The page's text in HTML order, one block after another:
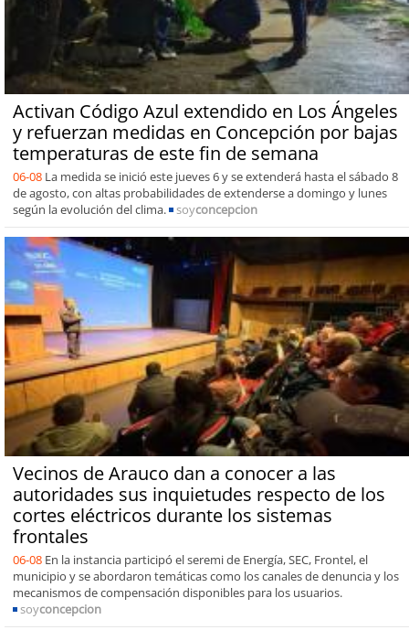
Activan Código Azul extendido en Los Ángeles
y refuerzan medidas en Concepción por bajas
temperaturas de este fin de semana
06-08 La medida se inició este jueves 6 y se extenderá hasta el sábado 8
de agosto, con altas probabilidades de extenderse a domingo y lunes
según la evolución del clima.
soyconcepcion
Vecinos de Arauco dan a conocer a las
autoridades sus inquietudes respecto de los
cortes eléctricos durante los sistemas
frontales
06-08 En la instancia participó el seremi de Energía, SEC, Frontel, el
municipio y se abordaron temáticas como los canales de denuncia y los
mecanismos de compensación disponibles para los usuarios.
soyconcepcion